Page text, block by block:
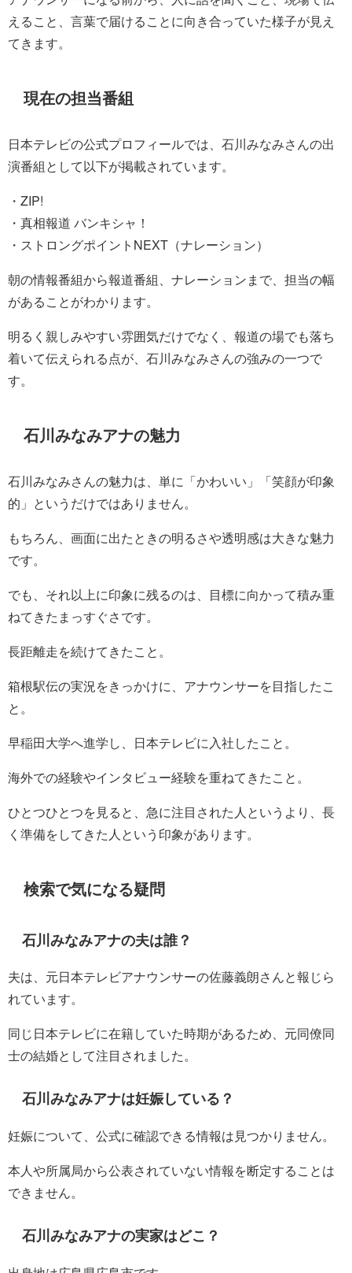
えること、言葉で届けることに向き合っていた様子が見え
てきます。
現在の担当番組
日本テレビの公式プロフィールでは、石川みなみさんの出
演番組として以下が掲載されています。
・ZIP!
・真相報道 バンキシャ！
・ストロングポイントNEXT（ナレーション）
朝の情報番組から報道番組、ナレーションまで、担当の幅
があることがわかります。
明るく親しみやすい雰囲気だけでなく、報道の場でも落ち
着いて伝えられる点が、石川みなみさんの強みの一つで
す。
石川みなみアナの魅力
石川みなみさんの魅力は、単に「かわいい」「笑顔が印象
的」というだけではありません。
もちろん、画面に出たときの明るさや透明感は大きな魅力
です。
でも、それ以上に印象に残るのは、目標に向かって積み重
ねてきたまっすぐさです。
長距離走を続けてきたこと。
箱根駅伝の実況をきっかけに、アナウンサーを目指したこ
と。
早稲田大学へ進学し、日本テレビに入社したこと。
海外での経験やインタビュー経験を重ねてきたこと。
ひとつひとつを見ると、急に注目された人というより、長
く準備をしてきた人という印象があります。
検索で気になる疑問
石川みなみアナの夫は誰？
夫は、元日本テレビアナウンサーの佐藤義朗さんと報じら
れています。
同じ日本テレビに在籍していた時期があるため、元同僚同
士の結婚として注目されました。
石川みなみアナは妊娠している？
妊娠について、公式に確認できる情報は見つかりません。
本人や所属局から公表されていない情報を断定することは
できません。
石川みなみアナの実家はどこ？